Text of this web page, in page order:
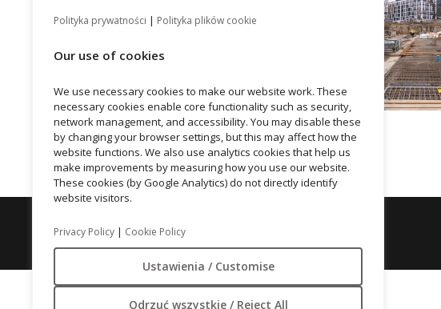
Polityka prywatności | Polityka plików cookie
Our use of cookies
We use necessary cookies to make our website work. These
necessary cookies enable core functionality such as security,
network management, and accessibility. You may disable these
by changing your browser settings, but this may affect how the
website functions. We also use analytics cookies that help us
make improvements by measuring how you use our website.
These cookies (by Google Analytics) do not directly identify
website visitors.
Privacy Policy | Cookie Policy
Ustawienia / Customise
Odrzuć wszystkie / Reject All